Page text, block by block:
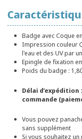
Badge avec Coque
Impression couleur
l'eau et des UV par
Epingle de fixation
Poids du badge :
Délai
commande
Vous pouvez
sans supplément
Si vous souhaitez